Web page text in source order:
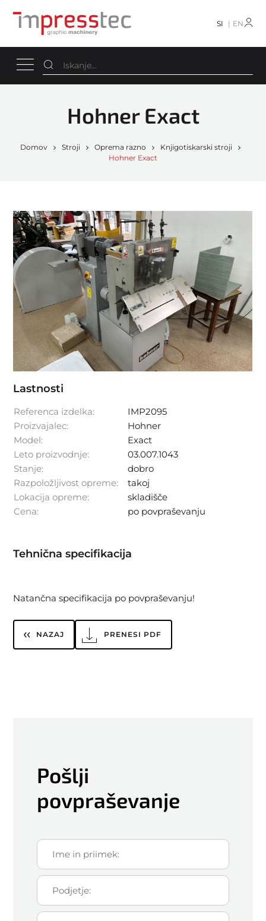
SI EN
Hohner Exact
Domov Stroji Oprema razno
Knjigotiskarski stroji
Hohner Exact
Lastnosti
Referenca izdelka:
IMP2095
Proizvajalec:
Hohner
Model:
Exact
Leto proizvodnje:
03.007.1043
Stanje:
dobro
Razpoložljivost opreme:
takoj
Lokacija opreme:
skladišče
Cena:
po povpraševanju
Tehnična specifikacija
Natančna specifikacija po povpraševanju!
NAZAJ PRENESI PDF
Pošlji
povpraševanje